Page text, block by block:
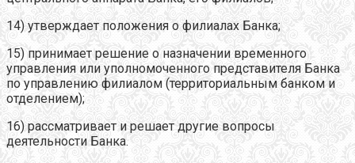
14) утверждает положения о филиалах Банка;
15) принимает решение о назначении временного
управления или уполномоченного представителя Банка
по управлению филиалом (территориальным банком и
отделением);
16) рассматривает и решает другие вопросы
деятельности Банка.